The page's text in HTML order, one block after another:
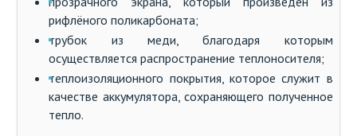
рифлёного поликарбоната;
трубок из меди, благодаря которым
осуществляется распространение теплоносителя;
теплоизоляционного покрытия, которое служит в
качестве аккумулятора, сохраняющего полученное
тепло.